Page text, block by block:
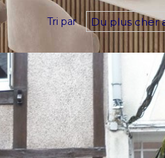
Tri par Du plus cher